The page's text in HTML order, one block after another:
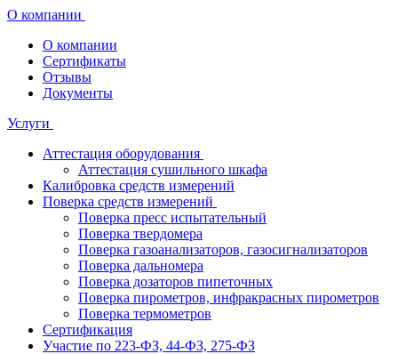
О компании
О компании
Сертификаты
Отзывы
Документы
Услуги
Аттестация оборудования
Аттестация сушильного шкафа
Калибровка средств измерений
Поверка средств измерений
Поверка пресс испытательный
Поверка твердомера
Поверка газоанализаторов, газосигнализаторов
Поверка дальномера
Поверка дозаторов пипеточных
Поверка пирометров, инфракрасных пирометров
Поверка термометров
Сертификация
Участие по 223-ФЗ, 44-ФЗ, 275-ФЗ